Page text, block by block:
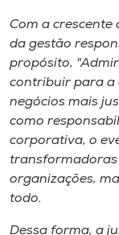
Selecione
o idioma
A-
Com a
da gestão
propósito,
contribuir para a
negócios mais
como
corporativa, o
transformadoras
organizações,
todo.
Dessa forma, a